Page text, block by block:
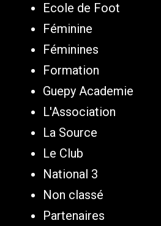
Ecole de Foot
Féminine
Féminines
Formation
Guepy Academie
L'Association
La Source
Le Club
National 3
Non classé
Partenaires